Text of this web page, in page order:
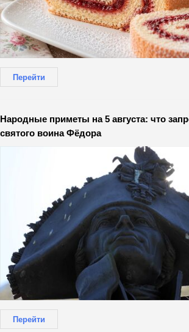
Перейти
Народные приметы на 5 августа: что
святого воина Фёдора
Перейти